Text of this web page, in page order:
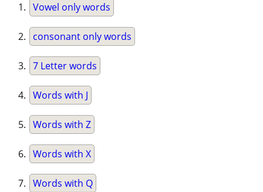
Vowel only words
consonant only words
7 Letter words
Words with J
Words with Z
Words with X
Words with Q